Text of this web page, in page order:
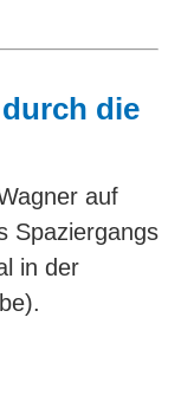
die
auf
Spaziergangs
in der